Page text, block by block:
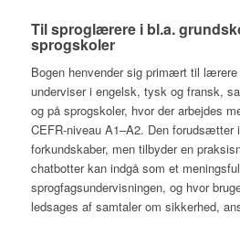
Til sproglærere i bl.a.
sprogskoler
Bogen henvender sig primært til lærere
underviser i engelsk, tysk og fransk,
og på sprogskoler, hvor der arbejdes
CEFR-niveau A1–A2. Den
forkundskaber, men tilbyder en
chatbotter kan indgå som et
sprogfagsundervisningen, og hvor
ledsages af samtaler om sikkerhed,